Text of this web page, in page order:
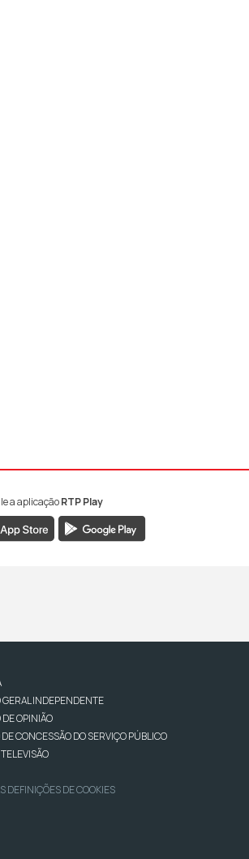
Antena 1
Antena 1
RTP Antena 1
a aplicaçãoRTP Play
INDEPENDENTE
OPINIÃO
CONCESSÃO DO SERVIÇO PÚBLICO
DEFINIÇÕES DE COOKIES